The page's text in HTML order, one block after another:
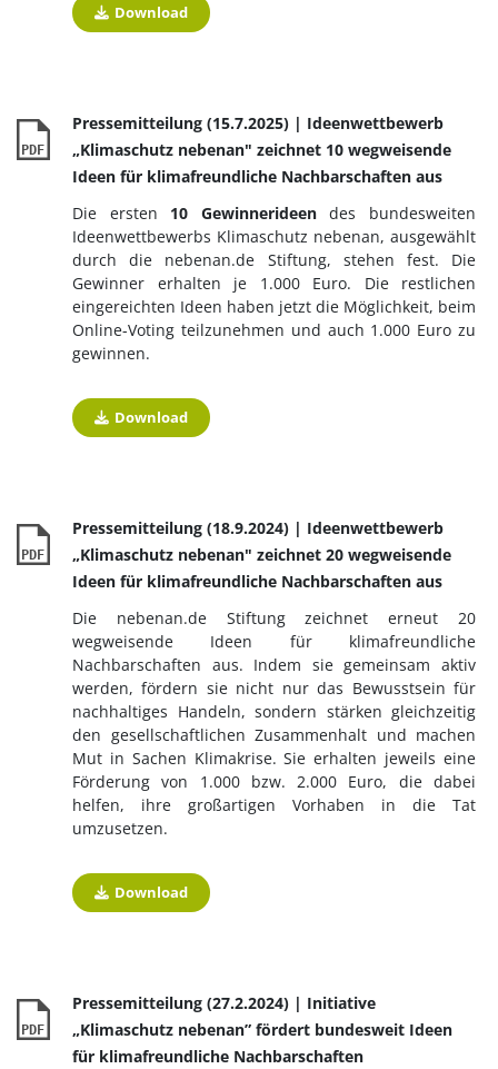
Download
PDF
Pressemitteilung (15.7.2025) | Ideenwettbewerb
„Klimaschutz nebenan" zeichnet 10 wegweisende
Ideen für klimafreundliche Nachbarschaften aus
Die ersten 10 Gewinnerideendes bundesweiten
Ideenwettbewerbs Klimaschutz nebenan, ausgewählt
durch die nebenan.de Stiftung, stehen fest. Die
Gewinner erhalten je 1.000 Euro. Die restlichen
eingereichten Ideen haben jetzt die Möglichkeit, beim
Online-Voting teilzunehmen und auch 1.000 Euro zu
gewinnen.
Download
PDF
Pressemitteilung (18.9.2024) | Ideenwettbewerb
„Klimaschutz nebenan" zeichnet 20 wegweisende
Ideen für klimafreundliche Nachbarschaften aus
Die nebenan.de Stiftung zeichnet erneut 20
wegweisende Ideen für klimafreundliche
Nachbarschaften aus. Indem sie gemeinsam aktiv
werden, fördern sie nicht nur das Bewusstsein für
nachhaltiges Handeln, sondern stärken gleichzeitig
den gesellschaftlichen Zusammenhalt und machen
Mut in Sachen Klimakrise. Sie erhalten jeweils eine
Förderung von 1.000 bzw. 2.000 Euro, die dabei
helfen, ihre großartigen Vorhaben in die Tat
umzusetzen.
Download
PDF
Pressemitteilung (27.2.2024) | Initiative
„Klimaschutz nebenan” fördert bundesweit Ideen
für klimafreundliche Nachbarschaften